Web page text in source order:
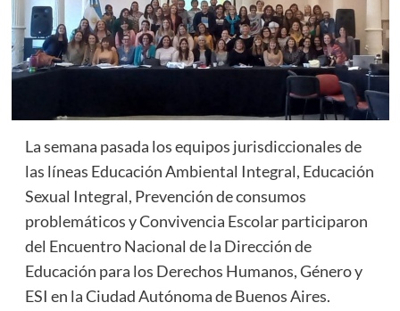
La semana pasada los equipos jurisdiccionales de
las líneas Educación Ambiental Integral, Educación
Sexual Integral, Prevención de consumos
problemáticos y Convivencia Escolar participaron
del Encuentro Nacional de la Dirección de
Educación para los Derechos Humanos, Género y
ESI en la Ciudad Autónoma de Buenos Aires.